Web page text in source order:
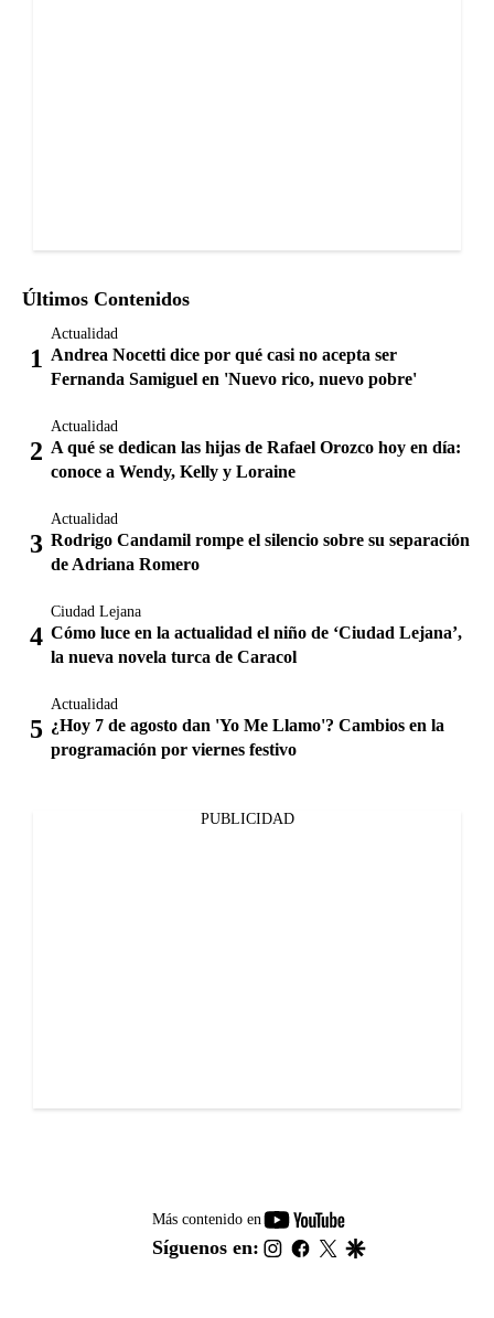
Últimos Contenidos
Actualidad
Andrea Nocetti dice por qué casi no acepta ser
Fernanda Samiguel en 'Nuevo rico, nuevo pobre'
Actualidad
A qué se dedican las hijas de Rafael Orozco hoy en día:
conoce a Wendy, Kelly y Loraine
Actualidad
Rodrigo Candamil rompe el silencio sobre su separación
de Adriana Romero
Ciudad Lejana
Cómo luce en la actualidad el niño de ‘Ciudad Lejana’,
la nueva novela turca de Caracol
Actualidad
¿Hoy 7 de agosto dan 'Yo Me Llamo'? Cambios en la
programación por viernes festivo
PUBLICIDAD
Más contenido en
youtube-
footer
Síguenos en: instagram
facebook
twitter